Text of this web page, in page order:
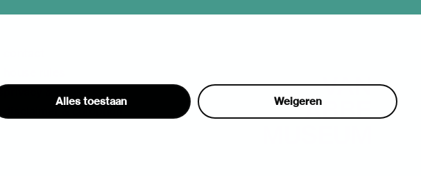
Alles toestaan Weigeren